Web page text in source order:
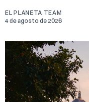
EL PLANETA TEAM
4 de agosto de 2026